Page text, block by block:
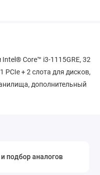
Core™ i3-1115GRE, 32
PCIe + 2 слота для дисков,
дополнительный
подбор аналогов